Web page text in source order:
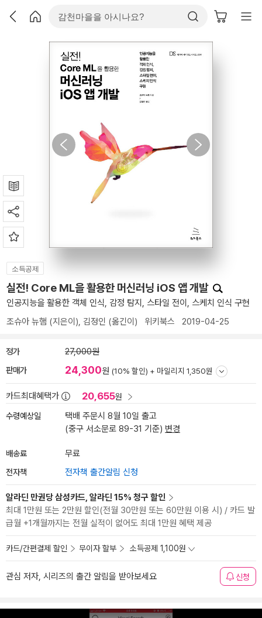
소득공제
실전! Core ML을 활용한 머신러닝 iOS 앱 개발
인공지능을 활용한 객체 인식, 감정 탐지, 스타일 전이, 스케치 인식 구현
조슈아 뉴햄 (지은이), 김정인 (옮긴이) 위키북스 2019-04-25
정가 27,000원
판매가 24,300원 (10% 할인) + 마일리지 1,350원
카드최대혜택가 20,655원
수령예상일
택배 주문시 8월 10일 출고
(중구 서소문로 89-31 기준) 변경
배송료 무료
전자책 전자책 출간알림 신청
알라딘 만권당 삼성카드, 알라딘 15% 청구 할인
최대 1만원 또는 2만원 할인(전월 30만원 또는 60만원 이용 시) / 카드 발
급월 +1개월까지는 전월 실적이 없어도 최대 1만원 혜택 제공
카드/간편결제 할인 무이자 할부 소득공제 1,100원
관심 저자, 시리즈의 출간 알림을 받아보세요 신청